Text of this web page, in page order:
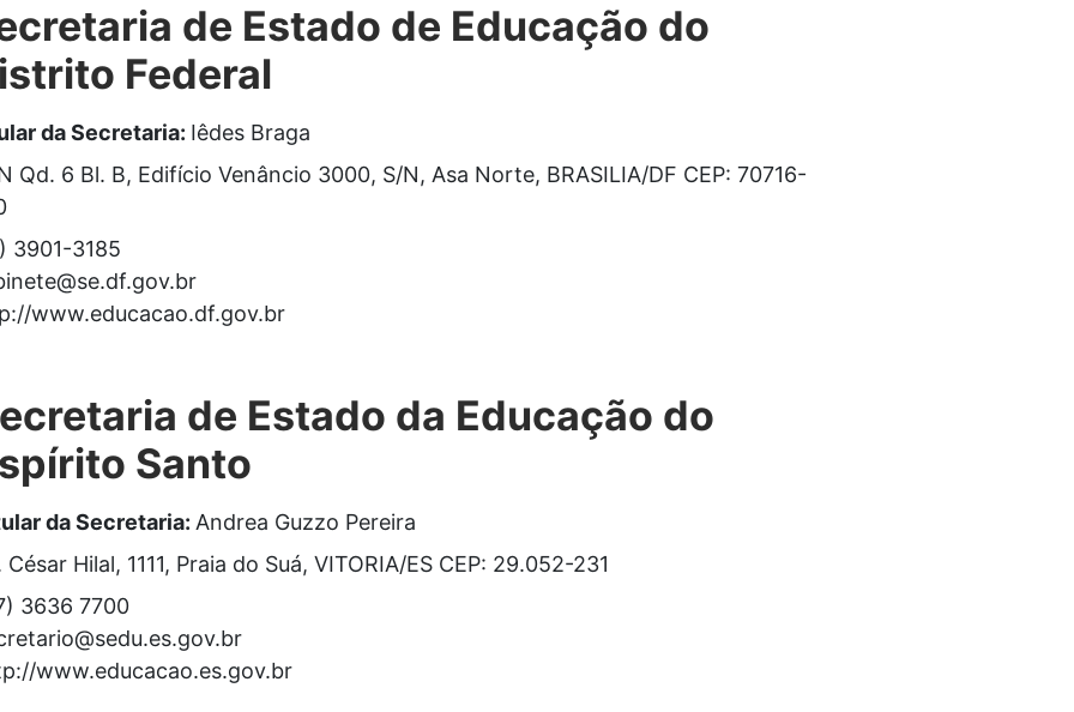
de Estado de Educação do
Federal
da Secretaria: Iêdes Braga
Qd. 6 Bl. B, Edifício Venâncio 3000, S/N, Asa Norte, BRASILIA/DF CEP: 70716-
3901-3185
www.educacao.df.gov.br
de Estado da Educação do
Santo
da Secretaria: Andrea Guzzo Pereira
César Hilal, 1111, Praia do Suá, VITORIA/ES CEP: 29.052-231
3636 7700
www.educacao.es.gov.br